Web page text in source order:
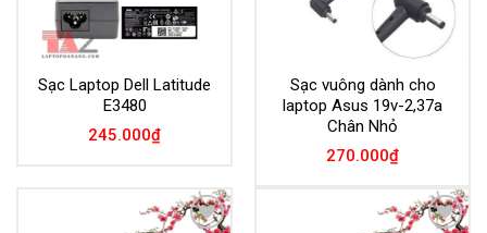
Sạc Laptop Dell Latitude
E3480
245.000₫
Sạc vuông dành cho
laptop Asus 19v-2,37a
Chân Nhỏ
270.000₫